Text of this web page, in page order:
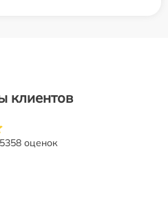
клиентов
5358 оценок